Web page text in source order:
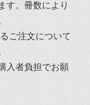
す。冊数により
ご注文について
入者負担でお願